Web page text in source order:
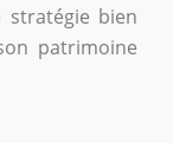
stratégie bien
patrimoine